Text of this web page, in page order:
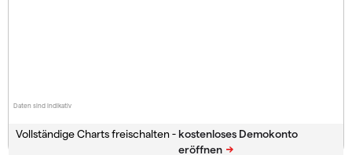
Daten sind indikativ
Vollständige Charts freischalten -